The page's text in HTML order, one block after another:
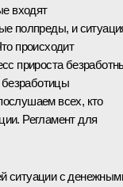
входят
полпреды, и
происходит
прироста
безработицы
всех, кто
Регламент для
ситуации с